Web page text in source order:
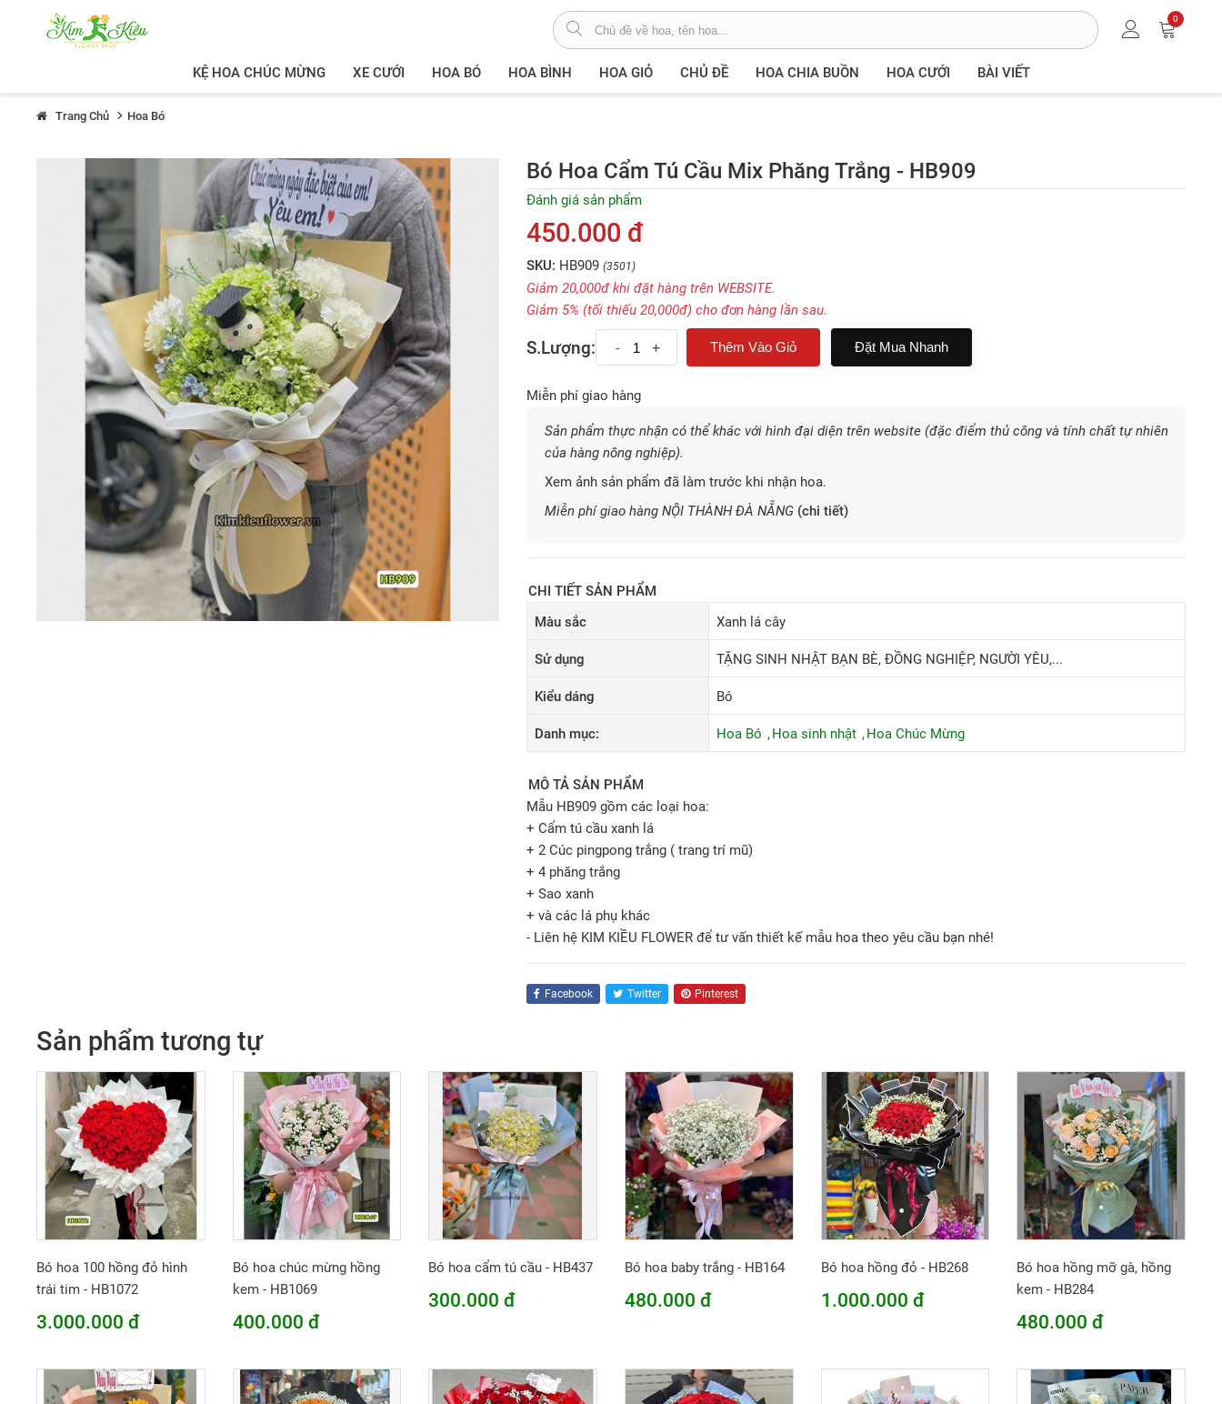
0
KỆ HOA CHÚC MỪNG XE CƯỚI HOA BÓ HOA BÌNH HOA GIỎ CHỦ ĐỀ HOA CHIA BUỒN HOA CƯỚI BÀI VIẾT
Trang Chủ Hoa Bó
Bó Hoa Cẩm Tú Cầu Mix Phăng Trắng - HB909
Đánh giá sản phẩm
450.000 đ
SKU: HB909 (3501)
Giảm 20,000đ khi đặt hàng trên WEBSITE.
Giảm 5% (tối thiếu 20,000đ) cho đơn hàng lần sau.
S.Lượng: - + Đặt Mua Nhanh
Miễn phí giao hàng
Sản phẩm thực nhận có thể khác với hình đại diện trên website (đặc điểm thủ công và tính chất tự nhiên
của hàng nông nghiệp).
Xem ảnh sản phẩm đã làm trước khi nhận hoa.
Miễn phí giao hàng NỘI THÀNH ĐÀ NẴNG (chi tiết)
CHI TIẾT SẢN PHẨM
Màu sắc
Xanh lá cây
Sử dụng TẶNG SINH NHẬT BẠN BÈ, ĐỒNG NGHIỆP, NGƯỜI YÊU,...
Kiểu dáng Bó
Danh mục: Hoa Bó Hoa sinh nhật Hoa Chúc Mừng
MÔ TẢ SẢN PHẨM
Mẫu HB909 gồm các loại hoa:
+ Cẩm tú cầu xanh lá
+ 2 Cúc pingpong trắng ( trang trí mũ)
+ 4 phăng trắng
+ Sao xanh
+ và các lá phụ khác
- Liên hệ KIM KIỀU FLOWER để tư vấn thiết kế mẫu hoa theo yêu cầu bạn nhé!
Facebook Twitter Pinterest
Sản phẩm tương tự
Bó hoa 100 hồng đỏ hình
trái tim - HB1072
3.000.000 đ
Bó hoa chúc mừng hồng
kem - HB1069
400.000 đ
Bó hoa cẩm tú cầu - HB437
300.000 đ
Bó hoa baby trắng - HB164
480.000 đ
Bó hoa hồng đỏ - HB268
1.000.000 đ
Bó hoa hồng mỡ gà, hồng
kem - HB284
480.000 đ